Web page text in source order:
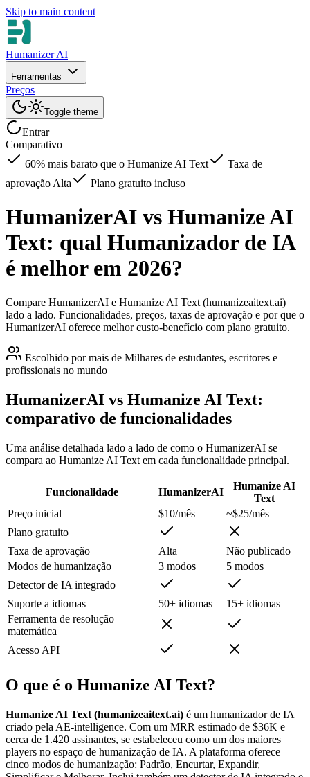
Skip to main content
Humanizer AI
Ferramentas
Preços
Toggle theme
Entrar
Comparativo
60% mais barato que o Humanize AI Text
Taxa de
aprovação Alta
Plano gratuito incluso
HumanizerAI vs Humanize AI
Text: qual Humanizador de IA
é melhor em 2026?
Compare HumanizerAI e Humanize AI Text (humanizeaitext.ai)
lado a lado. Funcionalidades, preços, taxas de aprovação e por que o
HumanizerAI oferece melhor custo-benefício com plano gratuito.
Escolhido por mais de Milhares de estudantes, escritores e
profissionais no mundo
HumanizerAI vs Humanize AI Text:
comparativo de funcionalidades
Uma análise detalhada lado a lado de como o HumanizerAI se
compara ao Humanize AI Text em cada funcionalidade principal.
Funcionalidade HumanizerAI
Humanize AI
Text
Preço inicial
$10/mês
~$25/mês
Plano gratuito
Taxa de aprovação
Alta
Não publicado
Modos de humanização
3 modos
5 modos
Detector de IA integrado
Suporte a idiomas
50+ idiomas
15+ idiomas
Ferramenta de resolução
matemática
Acesso API
O que é o Humanize AI Text?
Humanize AI Text (humanizeaitext.ai) é um humanizador de IA
criado pela AE-intelligence. Com um MRR estimado de $36K e
cerca de 1.420 assinantes, se estabeleceu como um dos maiores
players no espaço de humanização de IA. A plataforma oferece
cinco modos de humanização: Padrão, Encurtar, Expandir,